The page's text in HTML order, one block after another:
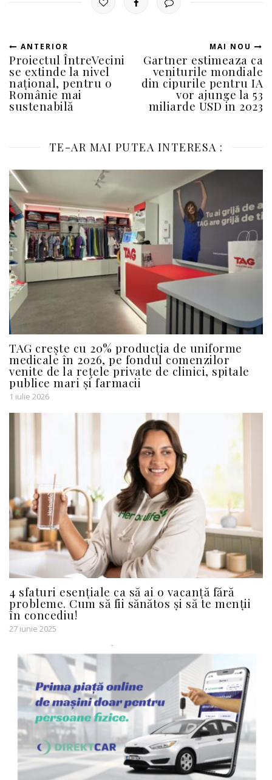
ANTERIOR
Proiectul ÎntreVecini
se extinde la nivel
național, pentru o
Românie mai
sustenabilă
MAI NOU
Gartner estimeaza ca
veniturile mondiale
din cipurile pentru IA
vor ajunge la 53
miliarde USD in 2023
TE-AR MAI PUTEA INTERESA :
TAG crește cu 20% producția de uniforme
medicale în 2026, pe fondul comenzilor
venite de la rețele private de clinici, spitale
publice mari și farmacii
1 iulie 2026
4 sfaturi esențiale ca să ai o vacanță fără
probleme. Cum să fii sănătos și să te menții
în concediu!
27 iunie 2025